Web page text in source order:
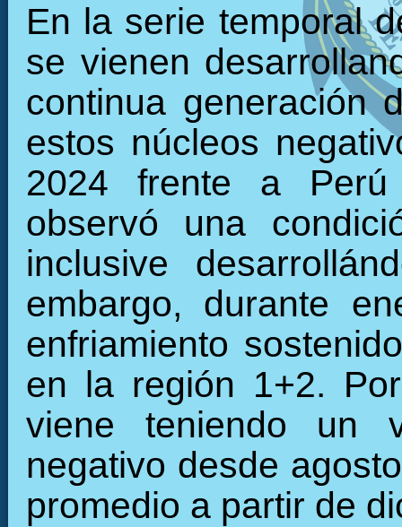
En la serie temporal
se vienen
continua generación
estos núcleos
2024 frente a Perú
observó una
inclusive
embargo, durante
enfriamiento
en la región 1+2.
viene teniendo un
negativo desde
promedio a partir de